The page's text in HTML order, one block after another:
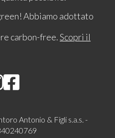
Abbiamo adottato
carbon-free.Scopri il
Antonio & Figli s.a.s. -